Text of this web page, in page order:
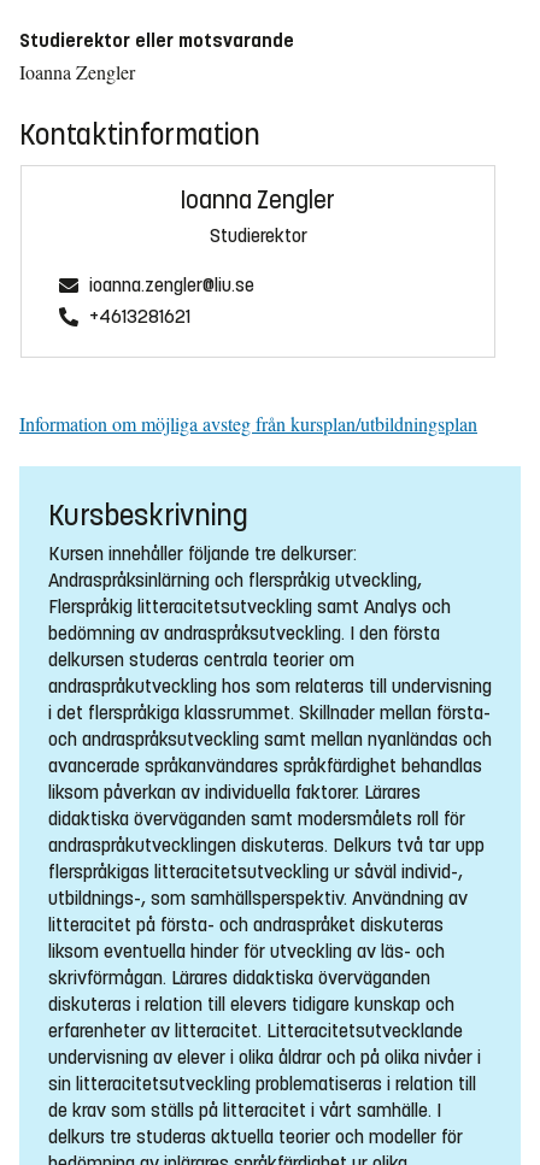
Studierektor eller motsvarande
Ioanna Zengler
Kontaktinformation
Ioanna Zengler
Studierektor
ioanna.zengler@liu.se
+4613281621
Information om möjliga avsteg från kursplan/utbildningsplan
Kursbeskrivning
Kursen innehåller följande tre delkurser:
Andraspråksinlärning och flerspråkig utveckling,
Flerspråkig litteracitetsutveckling samt Analys och
bedömning av andraspråksutveckling. I den första
delkursen studeras centrala teorier om
andraspråkutveckling hos som relateras till undervisning
i det flerspråkiga klassrummet. Skillnader mellan första-
och andraspråksutveckling samt mellan nyanländas och
avancerade språkanvändares språkfärdighet behandlas
liksom påverkan av individuella faktorer. Lärares
didaktiska överväganden samt modersmålets roll för
andraspråkutvecklingen diskuteras. Delkurs två tar upp
flerspråkigas litteracitetsutveckling ur såväl individ-,
utbildnings-, som samhällsperspektiv. Användning av
litteracitet på första- och andraspråket diskuteras
liksom eventuella hinder för utveckling av läs- och
skrivförmågan. Lärares didaktiska överväganden
diskuteras i relation till elevers tidigare kunskap och
erfarenheter av litteracitet. Litteracitetsutvecklande
undervisning av elever i olika åldrar och på olika nivåer i
sin litteracitetsutveckling problematiseras i relation till
de krav som ställs på litteracitet i vårt samhälle. I
delkurs tre studeras aktuella teorier och modeller för